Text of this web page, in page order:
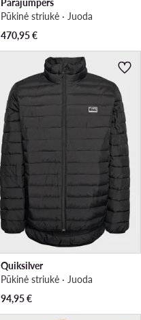
Parajumpers
Pūkinė striukė · Juoda
470,95€
Quiksilver
Pūkinė striukė · Juoda
94,95€